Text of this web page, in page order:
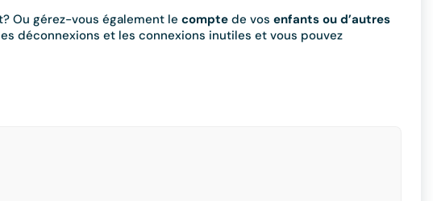
Ou gérez-vous également le compte de vos enfants ou d’autres
déconnexions et les connexions inutiles et vous pouvez